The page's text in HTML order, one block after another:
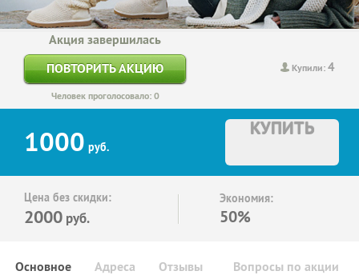
Купили:4
Акция завершилась
ПОВТОРИТЬ АКЦИЮ
Человек проголосовало: 0
1000 руб.
КУПИТЬ
Цена без скидки:
2000 руб.
Экономия:
50%
Основное Отзывы Вопросы по акции
Адреса